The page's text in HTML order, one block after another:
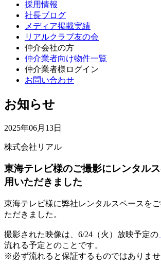
採用情報
社長ブログ
メディア掲載実績
リアルクラブ友の会
仲介会社の方
仲介業者向け物件一覧
仲介業者様ログイン
お問い合わせ
お知らせ
2025年06月13日
株式会社リアル
東海テレビ様のご撮影にレンタル
用いただきました
東海テレビ様に弊社レンタルスペースを
ただきました。
撮影された映像は、6/24（火）放映予定の
流れる予定とのことです。
※必ず流れると保証するものではありま